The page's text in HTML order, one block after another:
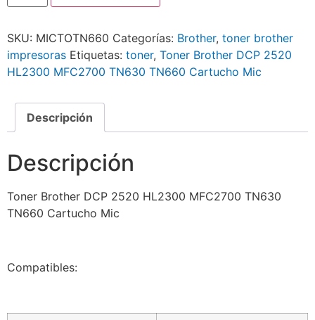
SKU: MICTOTN660 Categorías: Brother, toner brother
impresoras Etiquetas: toner, Toner Brother DCP 2520
HL2300 MFC2700 TN630 TN660 Cartucho Mic
Descripción
Descripción
Toner Brother DCP 2520 HL2300 MFC2700 TN630
TN660 Cartucho Mic
Compatibles: